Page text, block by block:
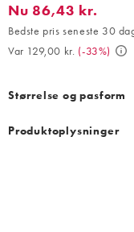
Nu 86,43 kr.. Bedste
Nu 86,43 kr.
Bedste pris seneste 30
Var 129,00 kr. (-33%)
Størrelse og pasform
Produktoplysninger